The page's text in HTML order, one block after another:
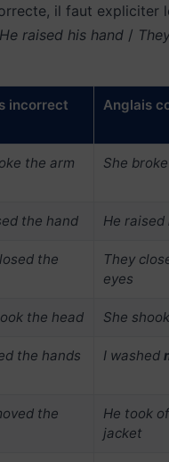
il faut expliciter
He raised his hand /
incorrect Anglais
the arm She
the hand He raised
the
They
eyes
the head She
the hands I washed
the
He took
jacket